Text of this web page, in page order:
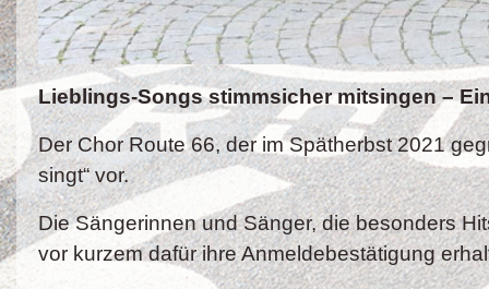
Lieblings-Songs stimmsicher mitsingen –
Der Chor Route 66, der im Spätherbst 2021
singt“ vor.
Die Sängerinnen und Sänger, die besonders
vor kurzem dafür ihre Anmeldebestätigung